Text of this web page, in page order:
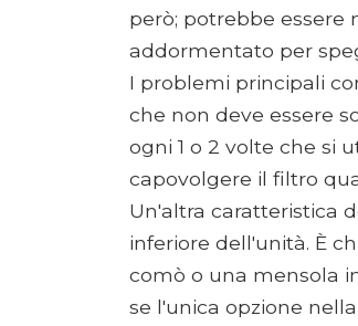
però; potrebbe essere
addormentato per
I problemi principali
che non deve essere
ogni 1 o 2 volte che si
capovolgere il filtro
Un'altra caratteristica
inferiore dell'unità. È
comò o una mensola
se l'unica opzione